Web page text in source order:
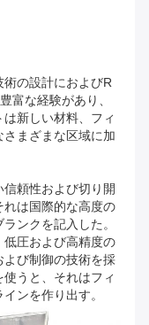
の設計におよびR
富な経験があり、
新しい材料、フィ
まざまな区域に加
頼性および切り開
れは国際的な高度の
ンクを記入した。
圧および高精度の
び制御の技術を採
うと、それはフィ
ンを作り出す。